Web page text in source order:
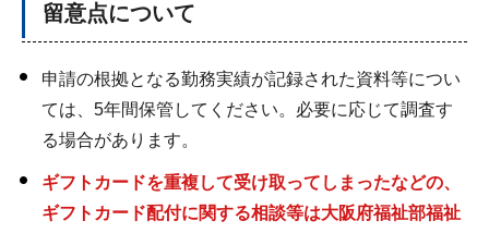
留意点について
申請の根拠となる勤務実績が記録された資料等につい
ては、5年間保管してください。必要に応じて調査す
る場合があります。
ギフトカードを重複して受け取ってしまったなどの、
ギフトカード配付に関する相談等は大阪府福祉部福祉